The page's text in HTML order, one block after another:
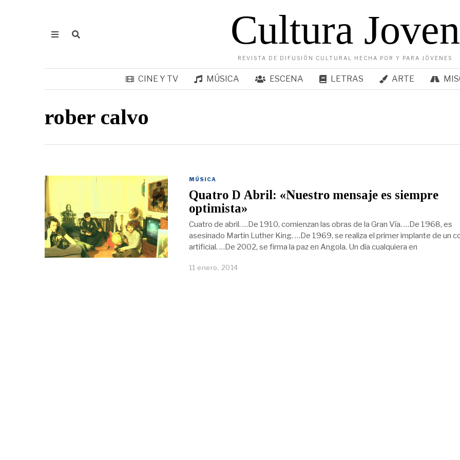
Cultura Joven
REVISTA DE DIFUSIÓN CULTURAL HECHA POR Y PARA JÓVENES
CINE Y TV MÚSICA ESCENA LETRAS ARTE
rober calvo
MÚSICA
Quatro D Abril: «Nuestro mensaje es siempre
optimista»
Cuatro de abril. …De 1910, comienzan las obras de la Gran Vía. …De 1968, es
asesinado Martin Luther King. …De 1969, se realiza el primer implante de un
artificial. …De 2002, se firma la paz en Angola. Un día cualquiera en
11 enero, 2014